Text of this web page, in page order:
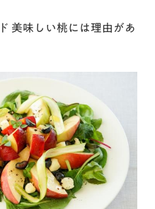
美味しい桃には理由があ